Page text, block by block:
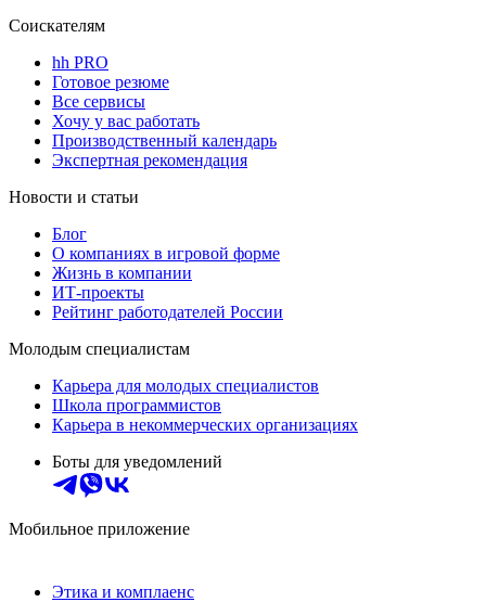
Соискателям
hh PRO
Готовое резюме
Все сервисы
Хочу у вас работать
Производственный календарь
Экспертная рекомендация
Новости и статьи
Блог
О компаниях в игровой форме
Жизнь в компании
ИТ-проекты
Рейтинг работодателей России
Молодым специалистам
Карьера для молодых специалистов
Школа программистов
Карьера в некоммерческих организациях
Боты для уведомлений
Мобильное приложение
Этика и комплаенс